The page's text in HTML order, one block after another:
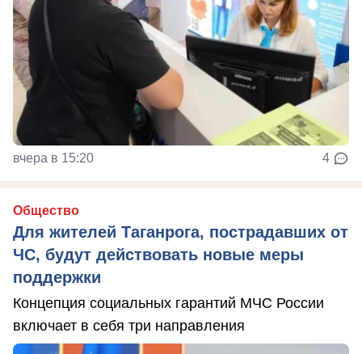
вчера в 15:20 4
Общество
Для жителей Таганрога, пострадавших от
ЧС, будут действовать новые меры
поддержки
Концепция социальных гарантий МЧС России
включает в себя три направления